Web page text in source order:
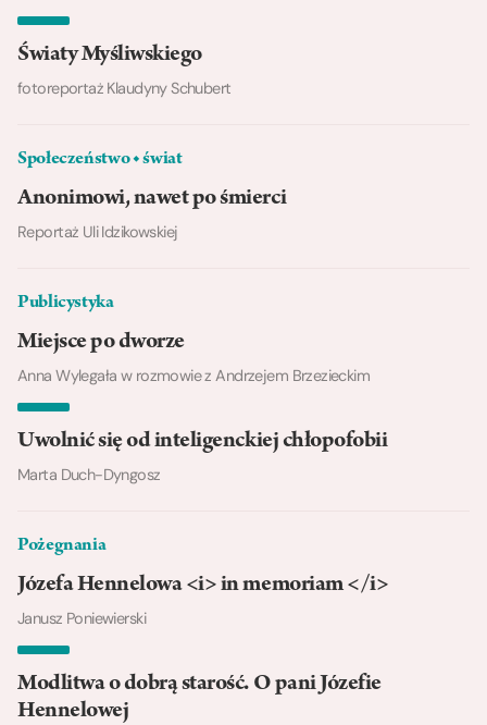
Światy Myśliwskiego
fotoreportaż Klaudyny Schubert
Społeczeństwo ◆ świat
Anonimowi, nawet po śmierci
Reportaż Uli Idzikowskiej
Publicystyka
Miejsce po dworze
Anna Wylegała w rozmowie z Andrzejem Brzezieckim
Uwolnić się od inteligenckiej chłopofobii
Marta Duch-Dyngosz
Pożegnania
Józefa Hennelowa <i> in memoriam </i>
Janusz Poniewierski
Modlitwa o dobrą starość. O pani Józefie
Hennelowej